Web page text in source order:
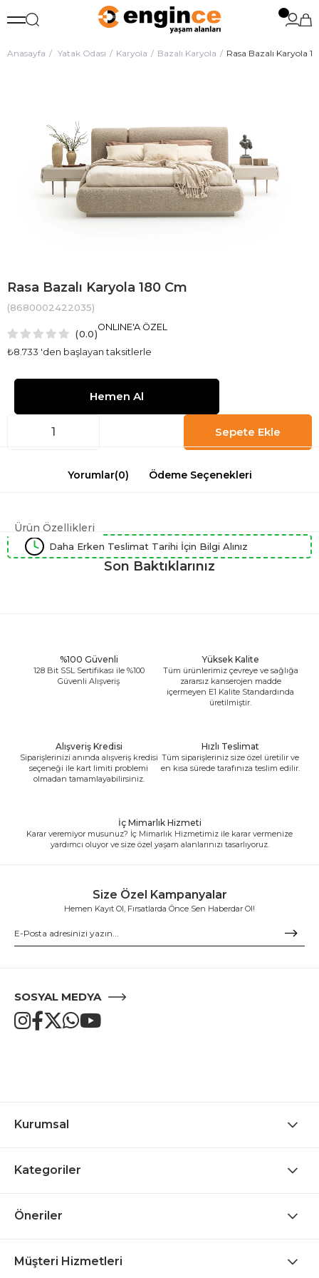
Anasayfa Yatak Odası Karyola Bazalı Karyola Rasa Bazalı Karyola
Rasa Bazalı Karyola 180 Cm
(8680002422035)
0.0
₺8.733 'den başlayan taksitlerle
ONLINE'A ÖZEL
Yorumlar(0) Ödeme Seçenekleri
Ürün Özellikleri
Daha Erken Teslimat Tarihi İçin Bilgi Alınız
Son Baktıklarınız
%100 Güvenli
128 Bit SSL Sertifikası ile %100
Güvenli Alışveriş
Yüksek Kalite
Tüm ürünlerimiz çevreye ve sağlığa
zararsız kanserojen madde
içermeyen E1 Kalite Standardında
üretilmiştir.
Alışveriş Kredisi
Siparişlerinizi anında alışveriş kredisi
seçeneği ile kart limiti problemi
olmadan tamamlayabilirsiniz.
Hızlı Teslimat
Tüm siparişleriniz size özel üretilir ve
en kısa sürede tarafınıza teslim edilir.
İç Mimarlık Hizmeti
Karar veremiyor musunuz? İç Mimarlık Hizmetimiz ile karar vermenize
yardımcı oluyor ve size özel yaşam alanlarınızı tasarlıyoruz.
Size Özel Kampanyalar
Hemen Kayıt Ol, Fırsatlarda Önce Sen Haberdar Ol!
SOSYAL MEDYA
Kurumsal
Kategoriler
Öneriler
Müşteri Hizmetleri